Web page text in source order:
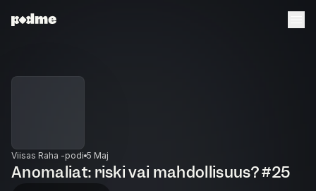
Viisas Raha -podi 5 Maj
Anomaliat: riski vai mahdollisuus? #25